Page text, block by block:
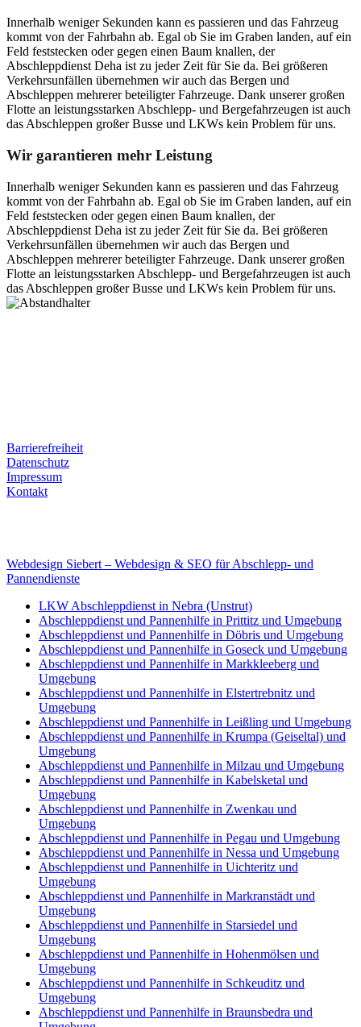
Innerhalb weniger Sekunden kann es passieren und das Fahrzeug
kommt von der Fahrbahn ab. Egal ob Sie im Graben landen, auf ein
Feld feststecken oder gegen einen Baum knallen, der
Abschleppdienst Deha ist zu jeder Zeit für Sie da. Bei größeren
Verkehrsunfällen übernehmen wir auch das Bergen und
Abschleppen mehrerer beteiligter Fahrzeuge. Dank unserer großen
Flotte an leistungsstarken Abschlepp- und Bergefahrzeugen ist auch
das Abschleppen großer Busse und LKWs kein Problem für uns.
Wir garantieren mehr Leistung
Innerhalb weniger Sekunden kann es passieren und das Fahrzeug
kommt von der Fahrbahn ab. Egal ob Sie im Graben landen, auf ein
Feld feststecken oder gegen einen Baum knallen, der
Abschleppdienst Deha ist zu jeder Zeit für Sie da. Bei größeren
Verkehrsunfällen übernehmen wir auch das Bergen und
Abschleppen mehrerer beteiligter Fahrzeuge. Dank unserer großen
Flotte an leistungsstarken Abschlepp- und Bergefahrzeugen ist auch
das Abschleppen großer Busse und LKWs kein Problem für uns.
Barrierefreiheit
Datenschutz
Impressum
Kontakt
Webdesign Siebert – Webdesign & SEO für Abschlepp- und
Pannendienste
LKW Abschleppdienst in Nebra (Unstrut)
Abschleppdienst und Pannenhilfe in Prittitz und Umgebung
Abschleppdienst und Pannenhilfe in Döbris und Umgebung
Abschleppdienst und Pannenhilfe in Goseck und Umgebung
Abschleppdienst und Pannenhilfe in Markkleeberg und
Umgebung
Abschleppdienst und Pannenhilfe in Elstertrebnitz und
Umgebung
Abschleppdienst und Pannenhilfe in Leißling und Umgebung
Abschleppdienst und Pannenhilfe in Krumpa (Geiseltal) und
Umgebung
Abschleppdienst und Pannenhilfe in Milzau und Umgebung
Abschleppdienst und Pannenhilfe in Kabelsketal und
Umgebung
Abschleppdienst und Pannenhilfe in Zwenkau und
Umgebung
Abschleppdienst und Pannenhilfe in Pegau und Umgebung
Abschleppdienst und Pannenhilfe in Nessa und Umgebung
Abschleppdienst und Pannenhilfe in Uichteritz und
Umgebung
Abschleppdienst und Pannenhilfe in Markranstädt und
Umgebung
Abschleppdienst und Pannenhilfe in Starsiedel und
Umgebung
Abschleppdienst und Pannenhilfe in Hohenmölsen und
Umgebung
Abschleppdienst und Pannenhilfe in Schkeuditz und
Umgebung
Abschleppdienst und Pannenhilfe in Braunsbedra und